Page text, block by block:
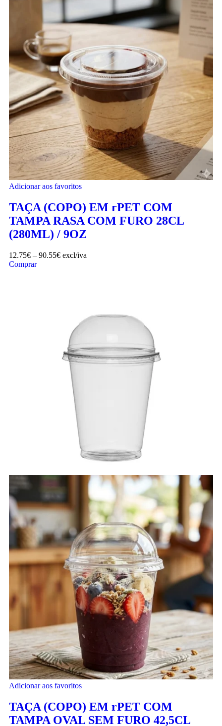
Adicionar aos favoritos
TAÇA (COPO) EM rPET COM
TAMPA RASA COM FURO 28CL
(280ML) / 9OZ
12.75€ – 90.55€ excl/iva
Comprar
Adicionar aos favoritos
TAÇA (COPO) EM rPET COM
TAMPA OVAL SEM FURO 42,5CL